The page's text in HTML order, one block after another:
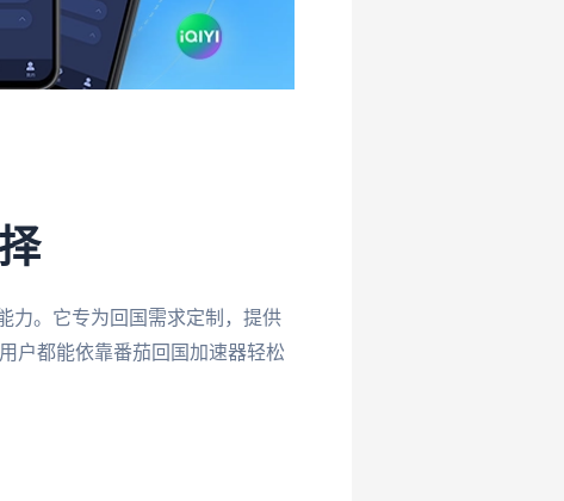
力。它专为回国需求定制，提供
户都能依靠番茄回国加速器轻松